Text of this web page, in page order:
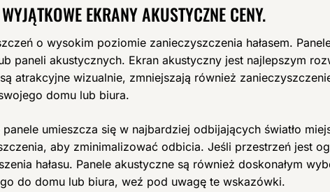
EKRANY AKUSTYCZNE CENY.
o wysokim poziomie zanieczyszczenia hałasem.
paneli akustycznych. Ekran akustyczny jest najlepszym
atrakcyjne wizualnie, zmniejszają również
domu lub biura.
umieszcza się w najbardziej odbijających światło
aby zminimalizować odbicia. Jeśli przestrzeń jest
hałasu. Panele akustyczne są również doskonałym
do domu lub biura, weź pod uwagę te wskazówki.